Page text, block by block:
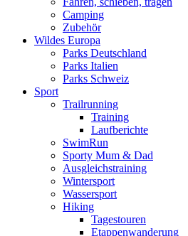
Camping
Zubehör
Wildes Europa
Parks Deutschland
Parks Italien
Parks Schweiz
Sport
Trailrunning
Training
Laufberichte
SwimRun
Sporty Mum & Dad
Ausgleichstraining
Wintersport
Wassersport
Hiking
Tagestouren
Etappenwanderung